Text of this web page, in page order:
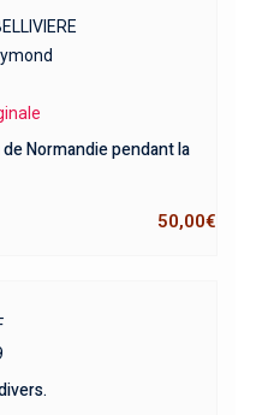
Normandie pendant la
50,00€